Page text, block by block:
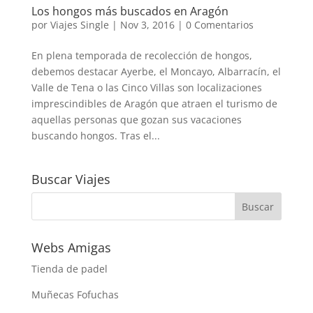
Los hongos más buscados en Aragón
por Viajes Single | Nov 3, 2016| 0 Comentarios
En plena temporada de recolección de hongos,
debemos destacar Ayerbe, el Moncayo, Albarracín, el
Valle de Tena o las Cinco Villas son localizaciones
imprescindibles de Aragón que atraen el turismo de
aquellas personas que gozan sus vacaciones
buscando hongos. Tras el...
Buscar Viajes
Webs Amigas
Tienda de padel
Muñecas Fofuchas